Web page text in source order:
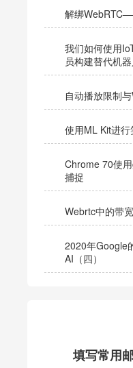
解绑
我们如何使用
员构建替代机器
自动播放限制
使用ML Kit进行
Chrome 70使
捕捉
Webrtc中的带
2020年
AI（四）
填写常用